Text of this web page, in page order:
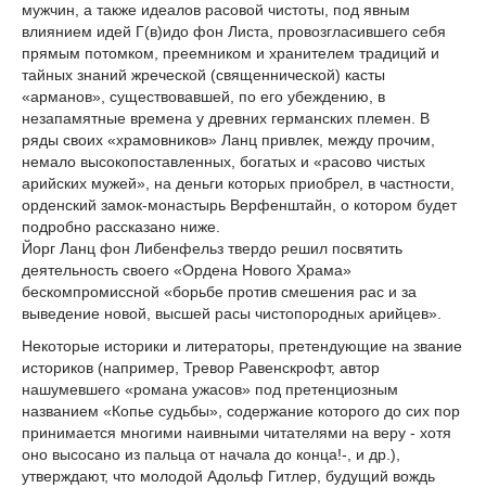
мужчин, а также идеалов расовой чистоты, под явным
влиянием идей Г(в)идо фон Листа, провозгласившего себя
прямым потомком, преемником и хранителем традиций и
тайных знаний жреческой (священнической) касты
«арманов», существовавшей, по его убеждению, в
незапамятные времена у древних германских племен. В
ряды своих «храмовников» Ланц привлек, между прочим,
немало высокопоставленных, богатых и «расово чистых
арийских мужей», на деньги которых приобрел, в частности,
орденский замок-монастырь Верфенштайн, о котором будет
подробно рассказано ниже.
Йорг Ланц фон Либенфельз твердо решил посвятить
деятельность своего «Ордена Нового Храма»
бескомпромиссной «борьбе против смешения рас и за
выведение новой, высшей расы чистопородных арийцев».
Некоторые историки и литераторы, претендующие на звание
историков (например, Тревор Равенскрофт, автор
нашумевшего «романа ужасов» под претенциозным
названием «Копье судьбы», содержание которого до сих пор
принимается многими наивными читателями на веру - хотя
оно высосано из пальца от начала до конца!-, и др.),
утверждают, что молодой Адольф Гитлер, будущий вождь